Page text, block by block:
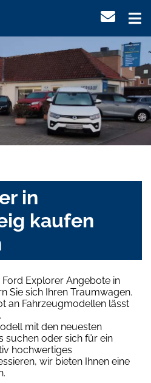
in
kaufen
Ford Explorer Angebote in
Sie sich Ihren Traumwagen.
an Fahrzeugmodellen lässt
mit den neuesten
suchen oder sich für ein
hochwertiges
wir bieten Ihnen eine